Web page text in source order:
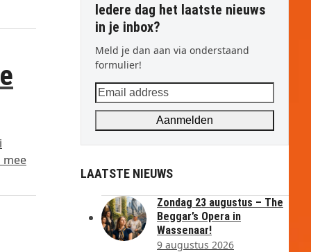
mee
Iedere dag het laatste nieuws
in je inbox?
Meld je dan aan via onderstaand
formulier!
Email
address
Aanmelden
LAATSTE NIEUWS
Zondag 23 augustus – The
Beggar’s Opera in
Wassenaar!
9 augustus 2026